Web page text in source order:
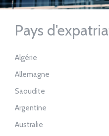
Pays
Algérie
Allemagne
Saoudite
Argentine
Australie